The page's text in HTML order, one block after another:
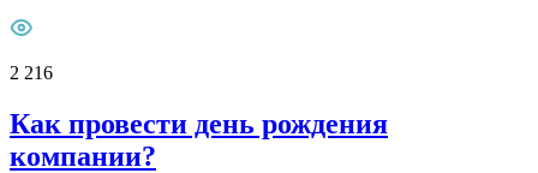
2 216
Как провести день рождения
компании?